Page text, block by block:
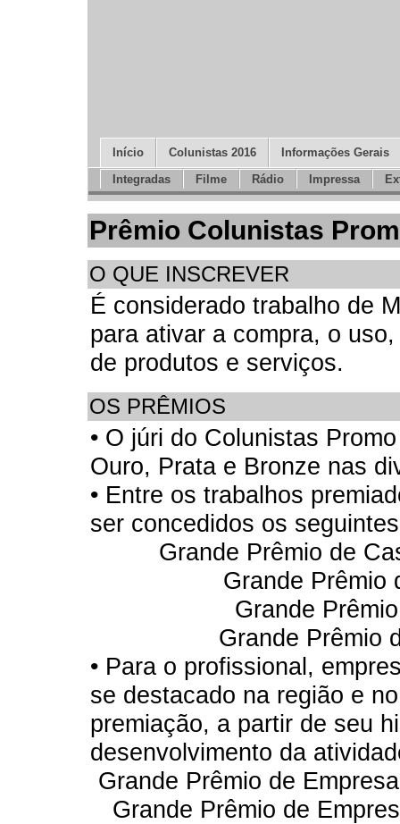
Início Colunistas 2016
Informações Gerais
Integradas
Filme Rádio Impressa
Prêmio Colunistas
O QUE INSCREVER
É considerado trabalho de
para ativar a compra, o
de produtos e serviços.
OS PRÊMIOS
• O júri do Colunistas
Ouro, Prata e Bronze nas
• Entre os trabalhos
ser concedidos os
Grande Prêmio de
Grande Prêmio
Grande
Grande Prêmio
• Para o profissional,
se destacado na região e
premiação, a partir de seu
desenvolvimento da
Grande Prêmio de
Grande Prêmio de